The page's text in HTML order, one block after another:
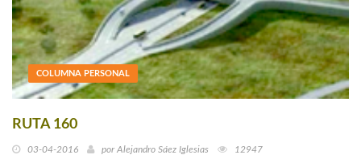
COLUMNA PERSONAL
RUTA 160
03-04-2016 por Alejandro Sáez Iglesias 12947